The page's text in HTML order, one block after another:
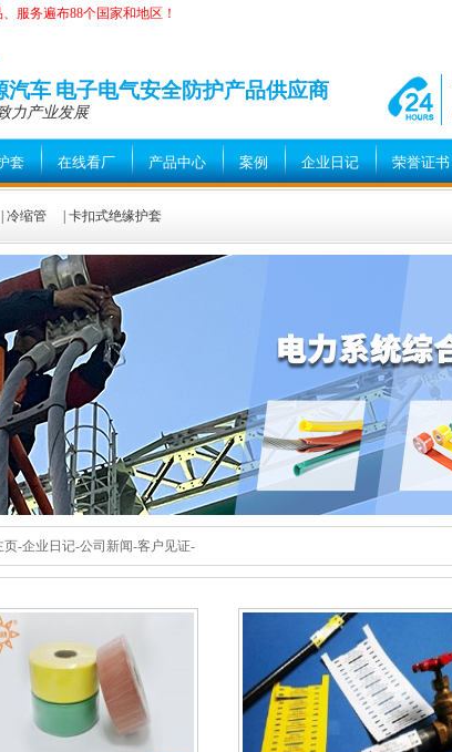
服务遍布88个国家和地区！
汽车 电子电气安全防护产品供应商
力产业发展
套 在线看厂 产品中心 案例 企业日记 荣誉证书
冷缩管 卡扣式绝缘护套
页-企业日记-公司新闻-客户见证-